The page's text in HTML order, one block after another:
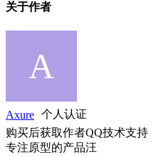
关于作者
Axure
个人认证
购买后获取作者QQ技术支持
专注原型的产品汪